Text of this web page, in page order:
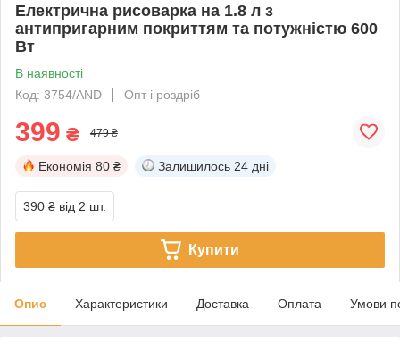
Електрична рисоварка на 1.8 л з
антипригарним покриттям та потужністю 600
Вт
В наявності
Код: 3754/AND
Опт і роздріб
399 ₴ 479 ₴
Економія 80 ₴ Залишилось 24 дні
390 ₴ від 2 шт.
Купити
Опис Характеристики Доставка Оплата Умови